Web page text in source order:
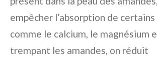
empêcher l’absorption de
comme le calcium, le magnésium
trempant les amandes, on réduit